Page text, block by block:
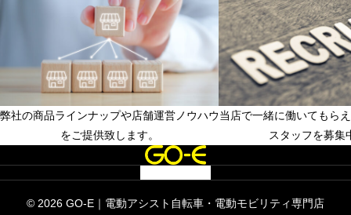
0
0
1
5
9
8
0
フランチャイズ店舗募集中
弊社の商品ラインナップや店舗運営ノウハウ
をご提供致します。
店長候補、店舗スタッ
当店で一緒に働いてもら
スタッフを募集
© 2026 GO-E｜電動アシスト自転車・電動モビリティ専門店